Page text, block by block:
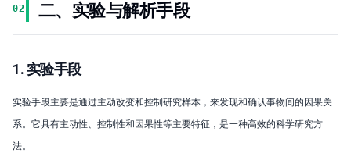
02 二、实验与解析手段
1. 实验手段
实验手段主要是通过主动改变和控制研究样本，来发现和确认事物间的因果关
系。它具有主动性、控制性和因果性等主要特征，是一种高效的科学研究方
法。